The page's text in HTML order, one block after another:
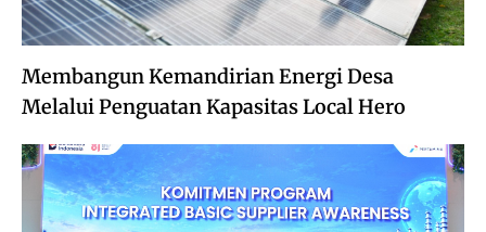
Membangun Kemandirian Energi Desa
Melalui Penguatan Kapasitas Local Hero